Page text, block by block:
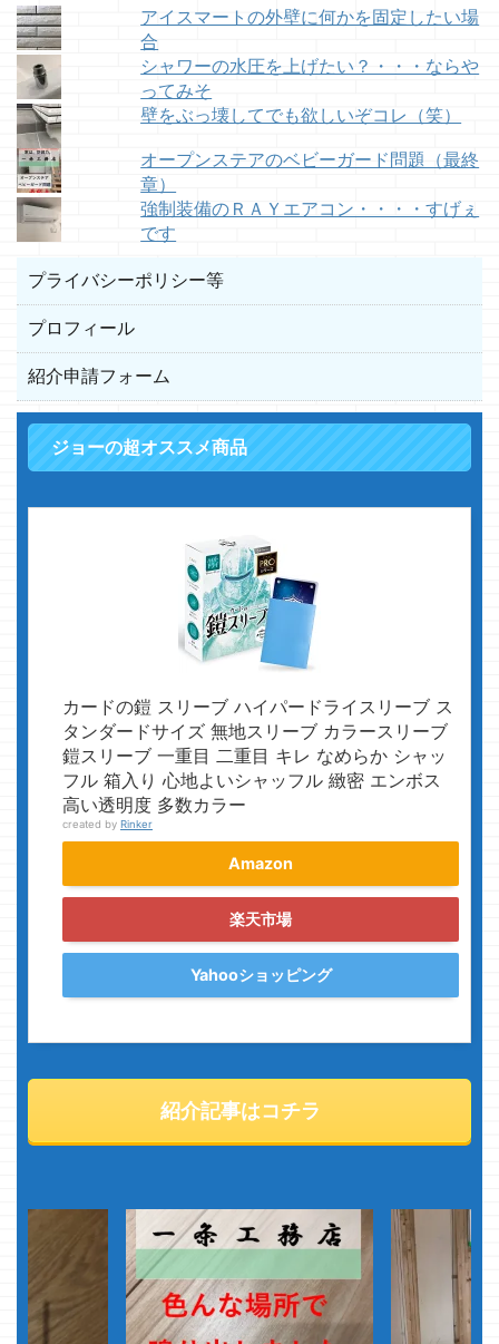
アイスマートの外壁に何かを固定したい場
合
シャワーの水圧を上げたい？・・・ならや
ってみそ
壁をぶっ壊してでも欲しいぞコレ（笑）
オープンステアのベビーガード問題（最終
章）
強制装備のＲＡＹエアコン・・・・すげぇ
です
プライバシーポリシー等
プロフィール
紹介申請フォーム
ジョーの超オススメ商品
カードの鎧 スリーブ ハイパードライスリーブ ス
タンダードサイズ 無地スリーブ カラースリーブ
鎧スリーブ 一重目 二重目 キレ なめらか シャッ
フル 箱入り 心地よいシャッフル 緻密 エンボス
高い透明度 多数カラー
created by Rinker
Amazon
楽天市場
Yahooショッピング
紹介記事はコチラ